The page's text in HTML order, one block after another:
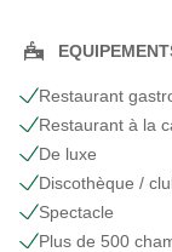
Restaurant
Restaurant à la
De luxe
Discothèque /
Spectacle
Plus de 500